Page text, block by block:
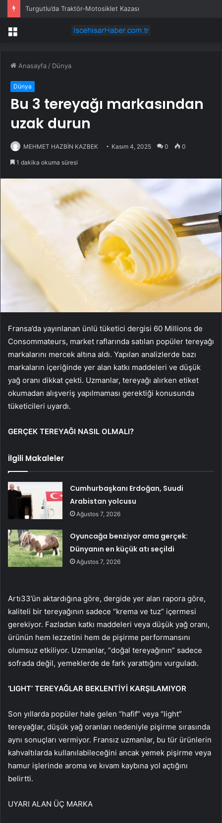
Turgutlu’da Traktör-Motosiklet Kazası
Menü
Anasayfa / Dünya
Dünya
Bu 3 tereyağı markasından
uzak durun
MEHMET HAZBİN KAZBEK Kasım 4, 2025 0 0
1 dakika okuma süresi
Fransa’da yayınlanan ünlü tüketici dergisi 60 Millions de
Consommateurs, market raflarında satılan popüler tereyağı
markalarını mercek altına aldı. Yapılan analizlerde bazı
markaların içeriğinde yer alan katkı maddeleri ve düşük
yağ oranı dikkat çekti. Uzmanlar, tereyağı alırken etiket
okumadan alışveriş yapılmaması gerektiği konusunda
tüketicileri uyardı.
GERÇEK TEREYAĞI NASIL OLMALI?
İlgili Makaleler
Cumhurbaşkanı Erdoğan, Suudi
Arabistan yolcusu
Ağustos 7, 2026
Oyuncağa benziyor ama gerçek:
Dünyanın en küçük atı seçildi
Ağustos 7, 2026
Artı33’ün aktardığına göre, dergide yer alan rapora göre,
kaliteli bir tereyağının sadece “krema ve tuz” içermesi
gerekiyor. Fazladan katkı maddeleri veya düşük yağ oranı,
ürünün hem lezzetini hem de pişirme performansını
olumsuz etkiliyor. Uzmanlar, “doğal tereyağının” sadece
sofrada değil, yemeklerde de fark yarattığını vurguladı.
‘LIGHT’ TEREYAĞLAR BEKLENTİYİ KARŞILAMIYOR
Son yıllarda popüler hale gelen “hafif” veya “light”
tereyağlar, düşük yağ oranları nedeniyle pişirme sırasında
aynı sonuçları vermiyor. Fransız uzmanlar, bu tür ürünlerin
kahvaltılarda kullanılabileceğini ancak yemek pişirme veya
hamur işlerinde aroma ve kıvam kaybına yol açtığını
belirtti.
UYARI ALAN ÜÇ MARKA